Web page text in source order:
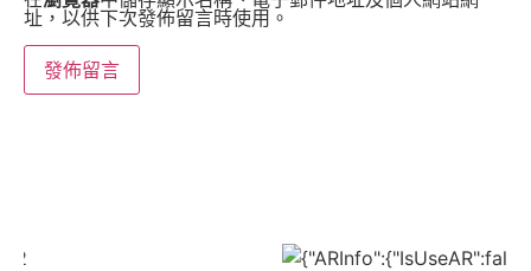
址，以供下次發佈留言時使用。